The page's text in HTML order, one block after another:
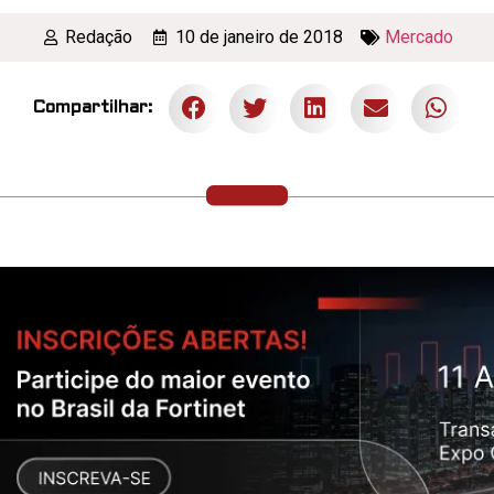
Redação 10 de janeiro de 2018 Mercado
Compartilhar: